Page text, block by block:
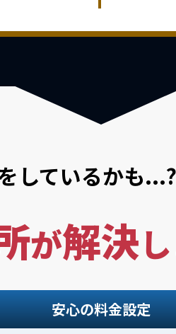
しているかも...?
が解決
安心の料金設定